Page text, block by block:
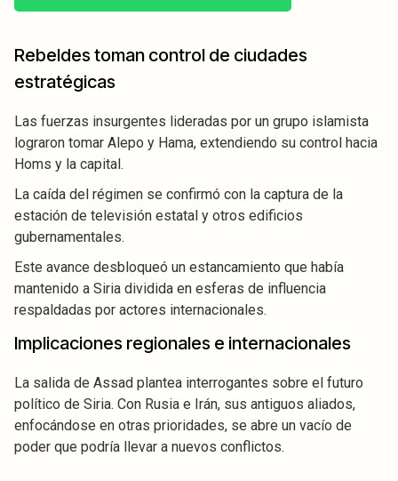
Rebeldes toman control de ciudades
estratégicas
Las fuerzas insurgentes lideradas por un grupo islamista
lograron tomar Alepo y Hama, extendiendo su control hacia
Homs y la capital.
La caída del régimen se confirmó con la captura de la
estación de televisión estatal y otros edificios
gubernamentales.
Este avance desbloqueó un estancamiento que había
mantenido a Siria dividida en esferas de influencia
respaldadas por actores internacionales.
Implicaciones regionales e internacionales
La salida de Assad plantea interrogantes sobre el futuro
político de Siria. Con Rusia e Irán, sus antiguos aliados,
enfocándose en otras prioridades, se abre un vacío de
poder que podría llevar a nuevos conflictos.